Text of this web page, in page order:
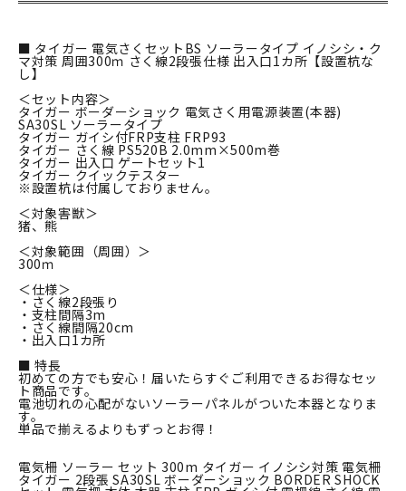
■ タイガー 電気さくセットBS ソーラータイプ イノシシ・ク
マ対策 周囲300ｍ さく線2段張仕様 出入口1カ所【設置杭な
し】
＜セット内容＞
タイガー ボーダーショック 電気さく用電源装置(本器)
SA30SL ソーラータイプ
タイガー ガイシ付FRP支柱 FRP93
タイガー さく線 PS520B 2.0mm×500m巻
タイガー 出入口 ゲートセット1
タイガー クイックテスター
※設置杭は付属しておりません。
＜対象害獣＞
猪、熊
＜対象範囲（周囲）＞
300ｍ
＜仕様＞
・さく線2段張り
・支柱間隔3m
・さく線間隔20cm
・出入口1カ所
■ 特長
初めての方でも安心！届いたらすぐご利用できるお得なセッ
ト商品です。
電池切れの心配がないソーラーパネルがついた本器となりま
す。
単品で揃えるよりもずっとお得！
電気柵 ソーラー セット 300m タイガー イノシシ対策 電気柵
タイガー 2段張 SA30SL ボーダーショック BORDER SHOCK